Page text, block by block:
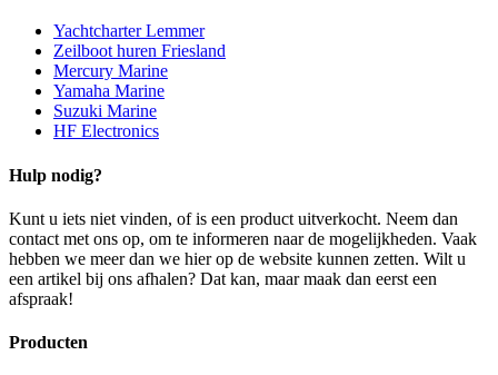
Yachtcharter Lemmer
Zeilboot huren Friesland
Mercury Marine
Yamaha Marine
Suzuki Marine
HF Electronics
Hulp nodig?
Kunt u iets niet vinden, of is een product uitverkocht. Neem dan
contact met ons op, om te informeren naar de mogelijkheden. Vaak
hebben we meer dan we hier op de website kunnen zetten. Wilt u
een artikel bij ons afhalen? Dat kan, maar maak dan eerst een
afspraak!
Producten